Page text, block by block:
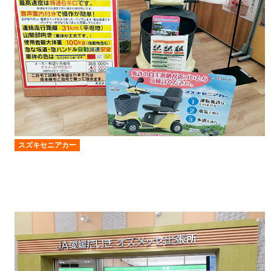
スズキセニアカー